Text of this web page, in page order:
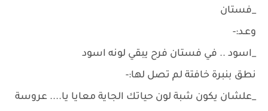
_فستان
وعـد:-
_اسود .. في فستان فرح يبقي لونه اسود
نطق بنبرة خافتة لم تصل لها:-
_علشان يكون شبة لون حياتك الجاية معايا يا.... عروسة